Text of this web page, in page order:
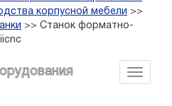
корпусной мебели >>
>> Станок форматно-